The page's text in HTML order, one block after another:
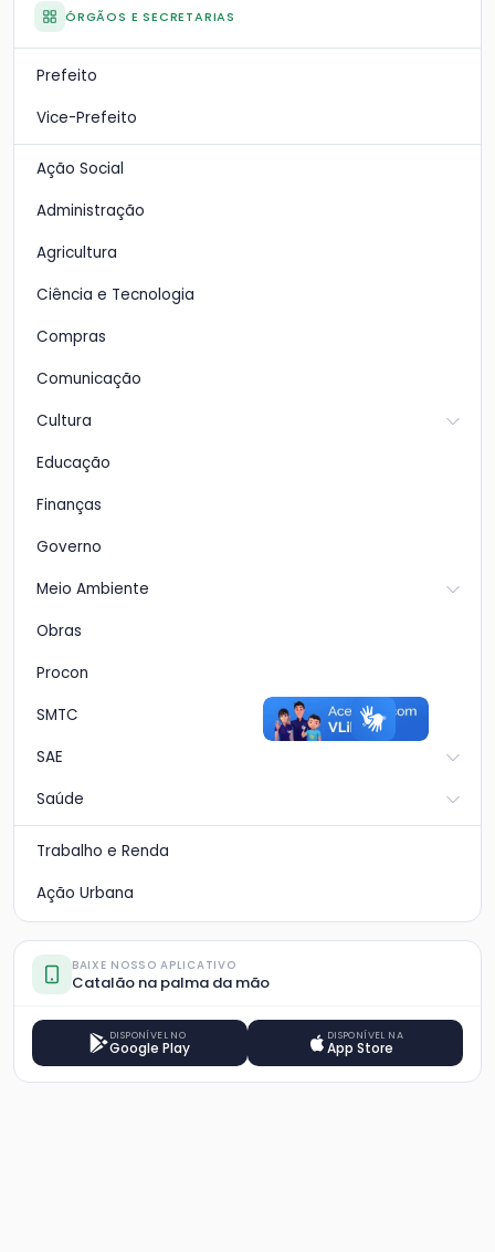
ÓRGÃOS E SECRETARIAS
Prefeito
Vice-Prefeito
Ação Social
Administração
Agricultura
Ciência e Tecnologia
Compras
Comunicação
Cultura
Educação
Finanças
Governo
Meio Ambiente
Obras
Procon
SMTC
SAE
Saúde
Trabalho e Renda
Ação Urbana
BAIXE NOSSO APLICATIVO
Catalão na palma da mão
DISPONÍVEL NO
Google Play
DISPONÍVEL NA
App Store